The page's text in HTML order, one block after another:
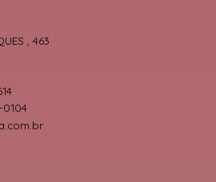
, 463
0104